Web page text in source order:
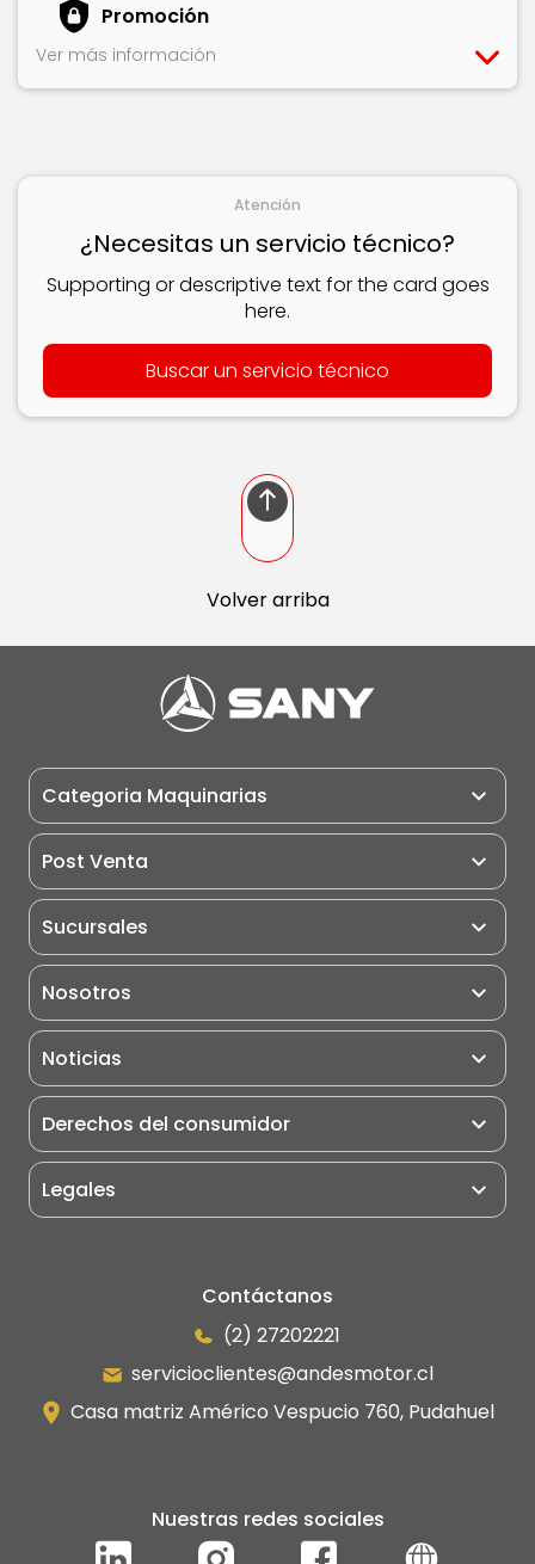
Promoción
Ver más información
Atención
¿Necesitas un servicio técnico?
Supporting or descriptive text for the card goes
here.
Buscar un servicio técnico
Categoria Maquinarias
Miniexcavadoras
Retroexcavadoras
Rodillo Compactador
Camiones
Portuarios
Manipulador Telescópico
Post Venta
Pauta de Matención
Sucursales
Nosotros
Noticias
Derechos del consumidor
Legales
Contáctanos
(2) 27202221
servicioclientes@andesmotor.cl
Casa matriz Américo Vespucio 760, Pudahuel
Nuestras redes sociales